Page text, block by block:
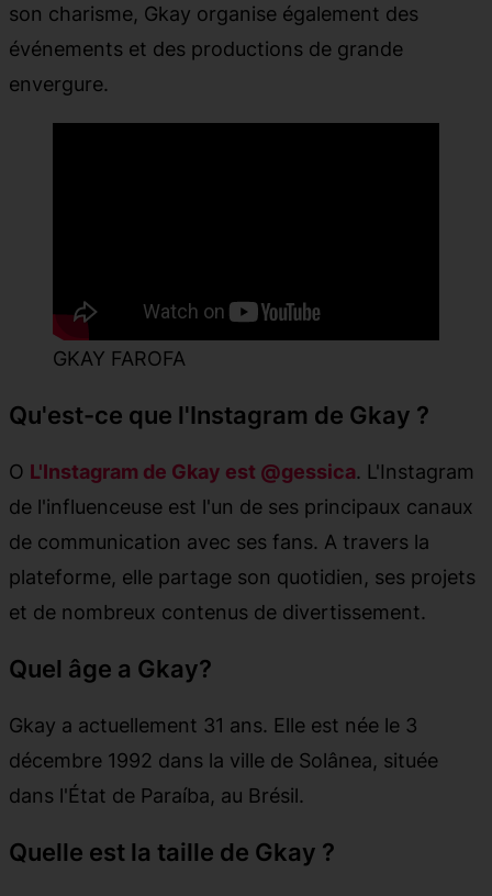
son charisme, Gkay organise également des
événements et des productions de grande
envergure.
GKAY FAROFA
Qu'est-ce que l'Instagram de Gkay ?
O L'Instagram de Gkay est @gessica. L'Instagram
de l'influenceuse est l'un de ses principaux canaux
de communication avec ses fans. A travers la
plateforme, elle partage son quotidien, ses projets
et de nombreux contenus de divertissement.
Quel âge a Gkay?
Gkay a actuellement 31 ans. Elle est née le 3
décembre 1992 dans la ville de Solânea, située
dans l'État de Paraíba, au Brésil.
Quelle est la taille de Gkay ?